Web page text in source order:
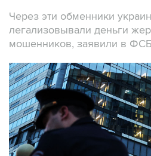
Через эти обменники
легализовывали деньги
мошенников, заявили в ФСБ